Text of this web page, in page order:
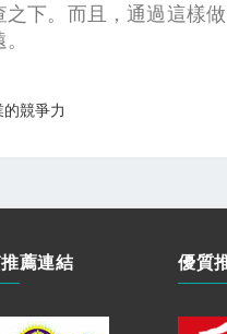
下。而且，通過這樣
競爭力
薦連結 優質